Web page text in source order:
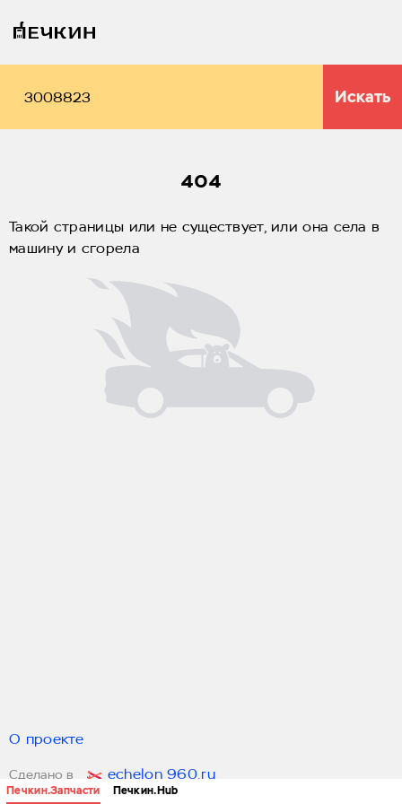
Печкин.Запчасти Печкин.Hub
Искать
404
Такой страницы или не существует, или она села в
машину и сгорела
О проекте
Сделано в echelon 960.ru